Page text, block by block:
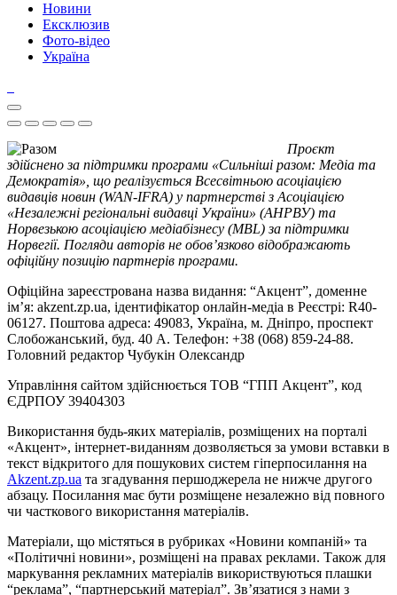
Новини
Ексклюзив
Фото-відео
Україна
Проєкт
здійснено за підтримки програми «Сильніші разом: Медіа та
Демократія», що реалізується Всесвітньою асоціацією
видавців новин (WAN-IFRA) у партнерстві з Асоціацією
«Незалежні регіональні видавці України» (АНРВУ) та
Норвезькою асоціацією медіабізнесу (MBL) за підтримки
Норвегії. Погляди авторів не обов’язково відображають
офіційну позицію партнерів програми.
Офіційна зареєстрована назва видання: “Акцент”, доменне
ім’я: akzent.zp.ua, ідентифікатор онлайн-медіа в Реєстрі: R40-
06127. Поштова адреса: 49083, Україна, м. Дніпро, проспект
Слобожанський, буд. 40 А. Телефон: +38 (068) 859-24-88.
Головний редактор Чубукін Олександр
Управління сайтом здійснюється ТОВ “ГПП Акцент”, код
ЄДРПОУ 39404303
Використання будь-яких матеріалів, розміщених на порталі
«Акцент», інтернет-виданням дозволяється за умови вставки в
текст відкритого для пошукових систем гіперпосилання на
Akzent.zp.ua та згадування першоджерела не нижче другого
абзацу. Посилання має бути розміщене незалежно від повного
чи часткового використання матеріалів.
Матеріали, що містяться в рубриках «Новини компаній» та
«Політичні новини», розміщені на правах реклами. Також для
маркування рекламних матеріалів використвуються плашки
“реклама”, “партнерський матеріал”. Зв’язатися з нами з